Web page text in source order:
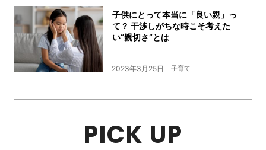
子供にとって本当に「良い親」っ
て？ 干渉しがちな時こそ考えた
い“親切さ”とは
2023年3月25日 子育て
PICK UP